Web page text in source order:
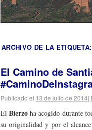
ARCHIVO DE LA ETIQUETA:
El Camino de
Publicado el 13 de julio de 2014|
ElBierzo ha acogido durante
su originalidad y por el